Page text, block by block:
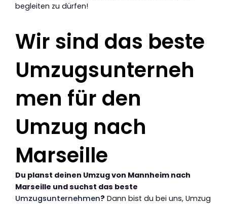
begleiten zu dürfen!
Wir sind das beste
Umzugsunterneh
men für den
Umzug nach
Marseille
Du planst deinen Umzug von Mannheim nach
Marseille und suchst das beste
Umzugsunternehmen? Dann bist du bei uns, Umzug